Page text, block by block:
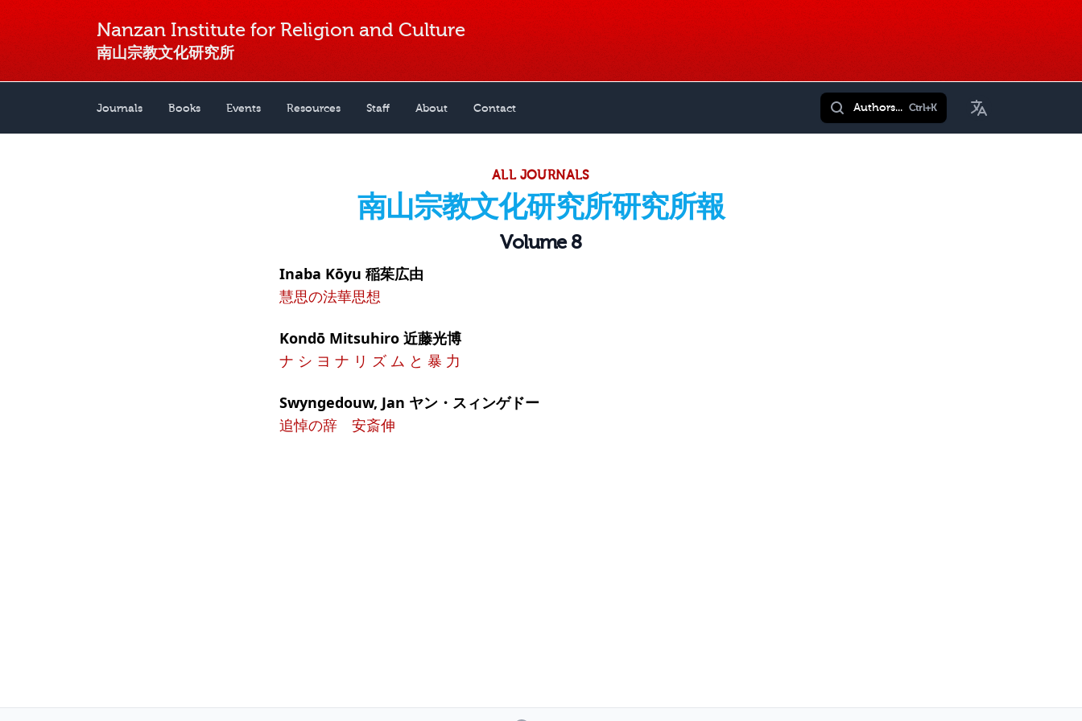
Nanzan Institute for Religion and Culture
南山宗教文化研究所
Journals Books Events Resources Staff About Contact Authors... Ctrl+K Toggle Language
ALL JOURNALS
南山宗教文化研究所研究所報
Volume 8
Inaba Kōyu 稲茱広由
慧思の法華思想
Kondō Mitsuhiro 近藤光博
ナ シ ヨ ナ リ ズ ム と 暴 力
Swyngedouw, Jan ヤン・スィンゲドー
追悼の辞 安斎伸